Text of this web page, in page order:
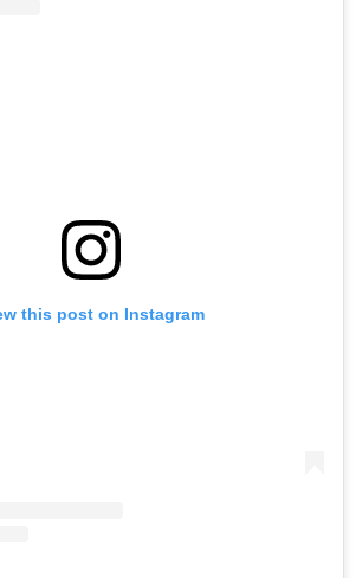
this post on Instagram